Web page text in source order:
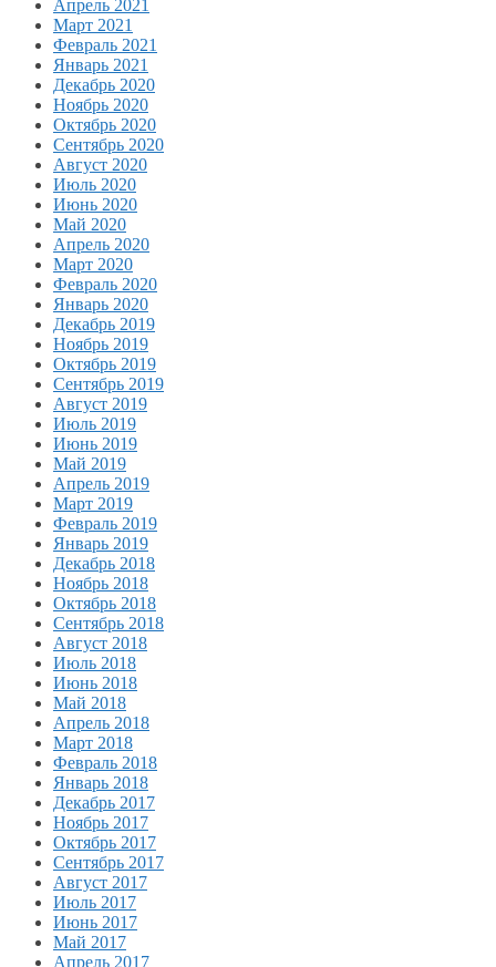
Апрель 2021
Март 2021
Февраль 2021
Январь 2021
Декабрь 2020
Ноябрь 2020
Октябрь 2020
Сентябрь 2020
Август 2020
Июль 2020
Июнь 2020
Май 2020
Апрель 2020
Март 2020
Февраль 2020
Январь 2020
Декабрь 2019
Ноябрь 2019
Октябрь 2019
Сентябрь 2019
Август 2019
Июль 2019
Июнь 2019
Май 2019
Апрель 2019
Март 2019
Февраль 2019
Январь 2019
Декабрь 2018
Ноябрь 2018
Октябрь 2018
Сентябрь 2018
Август 2018
Июль 2018
Июнь 2018
Май 2018
Апрель 2018
Март 2018
Февраль 2018
Январь 2018
Декабрь 2017
Ноябрь 2017
Октябрь 2017
Сентябрь 2017
Август 2017
Июль 2017
Июнь 2017
Май 2017
Апрель 2017